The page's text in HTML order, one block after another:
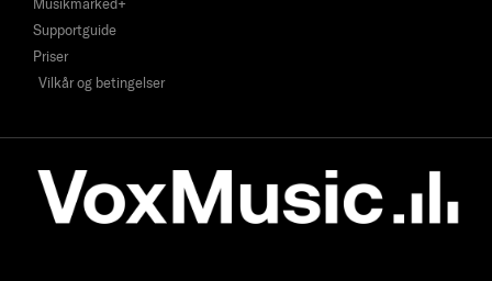
Supportguide
Priser
Vilkår og betingelser